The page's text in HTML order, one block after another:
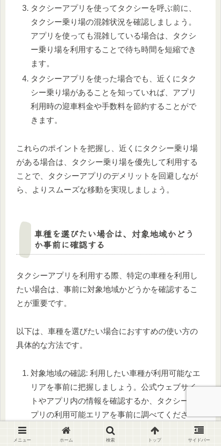
タクシーアプリを使ってタクシーを呼ぶ前に、
タクシー乗り場の混雑状況を確認しましょう。
アプリを使っても混雑している場合は、タクシ
ー乗り場を利用することで待ち時間を短縮でき
ます。
タクシーアプリを使った場合でも、近くにタク
シー乗り場があることを知っていれば、アプリ
利用時の迎車料金や手数料を節約することがで
きます。
これらのポイントを把握し、近くにタクシー乗り場
がある場合は、タクシー乗り場を優先して利用する
ことで、タクシーアプリのデメリットを回避しなが
ら、よりスムーズな移動を実現しましょう。
車種を選びたい場合は、対象地域かどう
か事前に確認する
タクシーアプリを利用する際、特定の車種を利用し
たい場合は、事前に対象地域かどうかを確認するこ
とが重要です。
以下は、車種を選びたい場合におすすめの使い方の
具体的な方法です。
対象地域の確認: 利用したい車種が利用可能なエ
リアを事前に把握しましょう。公式ウェブサイ
トやアプリ内の情報を確認するか、タクシーア
プリの利用可能エリアを事前に調べてくださ
タクシーアプリの予約機能を活用: 利用したい車
メニュー ホーム 検索 トップ サイドバー